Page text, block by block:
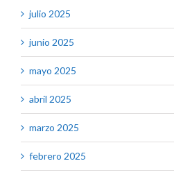
julio 2025
junio 2025
mayo 2025
abril 2025
marzo 2025
febrero 2025